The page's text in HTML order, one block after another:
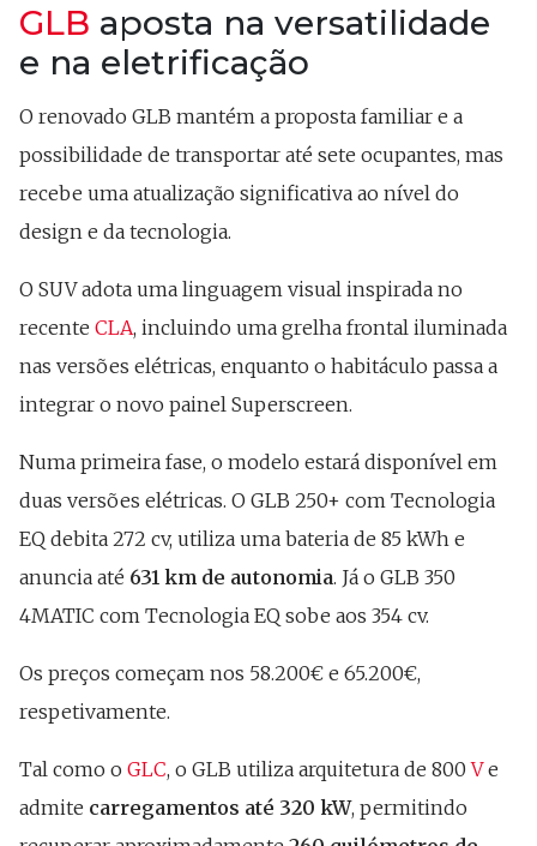
GLB aposta na versatilidade
e na eletrificação
O renovado GLB mantém a proposta familiar e a
possibilidade de transportar até sete ocupantes, mas
recebe uma atualização significativa ao nível do
design e da tecnologia.
O SUV adota uma linguagem visual inspirada no
recente CLA, incluindo uma grelha frontal iluminada
nas versões elétricas, enquanto o habitáculo passa a
integrar o novo painel Superscreen.
Numa primeira fase, o modelo estará disponível em
duas versões elétricas. O GLB 250+ com Tecnologia
EQ debita 272 cv, utiliza uma bateria de 85 kWh e
anuncia até 631 km de autonomia. Já o GLB 350
4MATIC com Tecnologia EQ sobe aos 354 cv.
Os preços começam nos 58.200€ e 65.200€,
respetivamente.
Tal como o GLC, o GLB utiliza arquitetura de 800Ve
admite carregamentos até 320 kW, permitindo